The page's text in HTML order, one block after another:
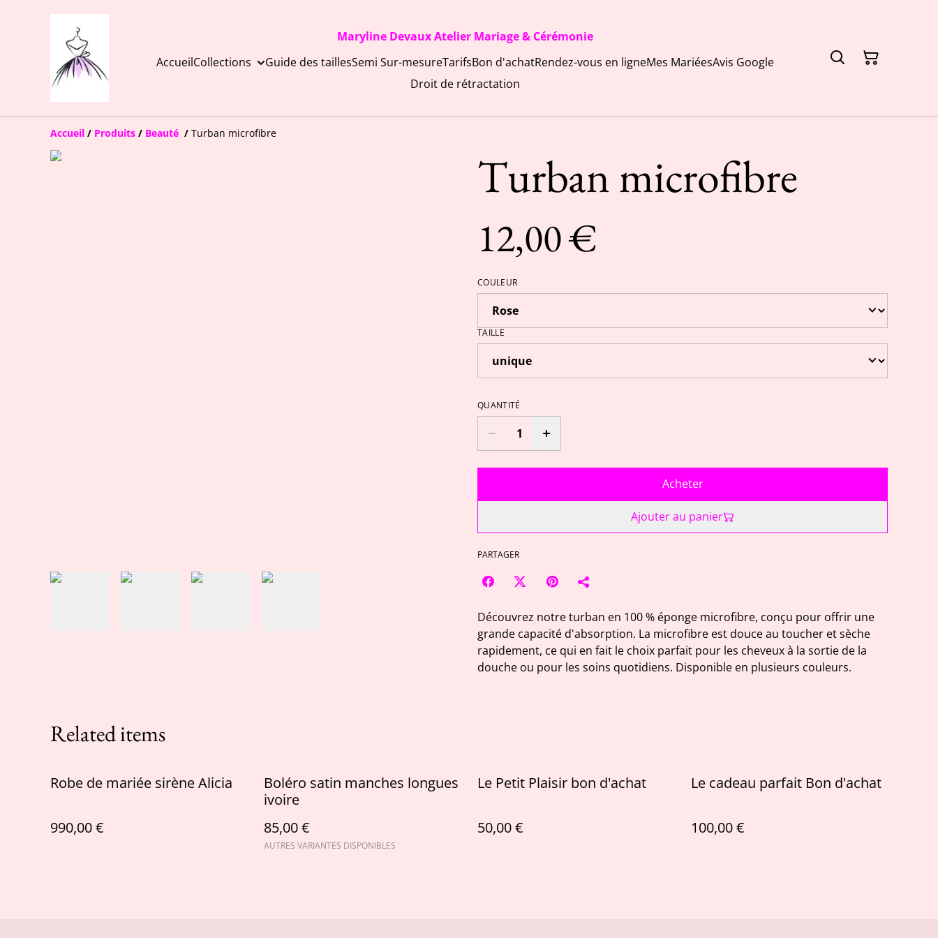
Maryline Devaux Atelier Mariage & Cérémonie
AccueilCollections Guide des taillesSemi Sur-mesureTarifsBon d'achatRendez-vous en ligneMes MariéesAvis Google
Droit de rétractation
Accueil / Produits / Beauté / Turban microfibre
Turban microfibre
12,00 €
COULEUR
TAILLE
QUANTITÉ
Acheter
Ajouter au panier
PARTAGER
Découvrez notre turban en 100 % éponge microfibre, conçu pour offrir une
grande capacité d'absorption. La microfibre est douce au toucher et sèche
rapidement, ce qui en fait le choix parfait pour les cheveux à la sortie de la
douche ou pour les soins quotidiens. Disponible en plusieurs couleurs.
Related items
Robe de mariée sirène Alicia
990,00 €
Boléro satin manches longues
ivoire
85,00 €
AUTRES VARIANTES DISPONIBLES
Le Petit Plaisir bon d'achat
50,00 €
Le cadeau parfait Bon d'achat
100,00 €